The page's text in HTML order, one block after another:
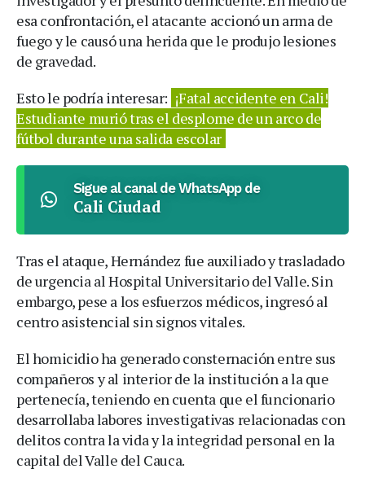
esa confrontación, el atacante accionó un arma de
fuego y le causó una herida que le produjo lesiones
de gravedad.
Esto le podría interesar: ¡Fatal accidente en Cali!
Estudiante murió tras el desplome de un arco de
fútbol durante una salida escolar
Sigue al canal de WhatsApp de
Cali Ciudad
Tras el ataque, Hernández fue auxiliado y trasladado
de urgencia al Hospital Universitario del Valle. Sin
embargo, pese a los esfuerzos médicos, ingresó al
centro asistencial sin signos vitales.
El homicidio ha generado consternación entre sus
compañeros y al interior de la institución a la que
pertenecía, teniendo en cuenta que el funcionario
desarrollaba labores investigativas relacionadas con
delitos contra la vida y la integridad personal en la
capital del Valle del Cauca.